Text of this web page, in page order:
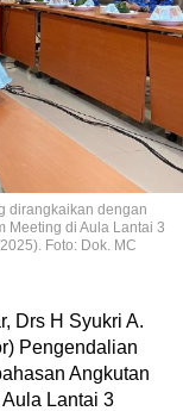
dirangkaikan dengan
Meeting di Aula Lantai 3
Foto: Dok. MC
Drs H Syukri A.
Pengendalian
Angkutan
Lantai 3